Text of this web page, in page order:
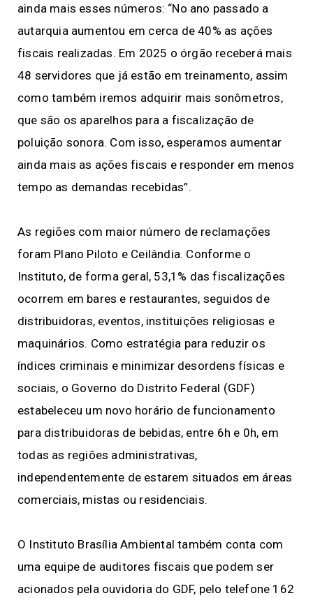
ainda mais esses números: “No ano passado a
autarquia aumentou em cerca de 40% as ações
fiscais realizadas. Em 2025 o órgão receberá mais
48 servidores que já estão em treinamento, assim
como também iremos adquirir mais sonômetros,
que são os aparelhos para a fiscalização de
poluição sonora. Com isso, esperamos aumentar
ainda mais as ações fiscais e responder em menos
tempo as demandas recebidas”.
As regiões com maior número de reclamações
foram Plano Piloto e Ceilândia. Conforme o
Instituto, de forma geral, 53,1% das fiscalizações
ocorrem em bares e restaurantes, seguidos de
distribuidoras, eventos, instituições religiosas e
maquinários. Como estratégia para reduzir os
índices criminais e minimizar desordens físicas e
sociais, o Governo do Distrito Federal (GDF)
estabeleceu um novo horário de funcionamento
para distribuidoras de bebidas, entre 6h e 0h, em
todas as regiões administrativas,
independentemente de estarem situados em áreas
comerciais, mistas ou residenciais.
O Instituto Brasília Ambiental também conta com
uma equipe de auditores fiscais que podem ser
acionados pela ouvidoria do GDF, pelo telefone 162